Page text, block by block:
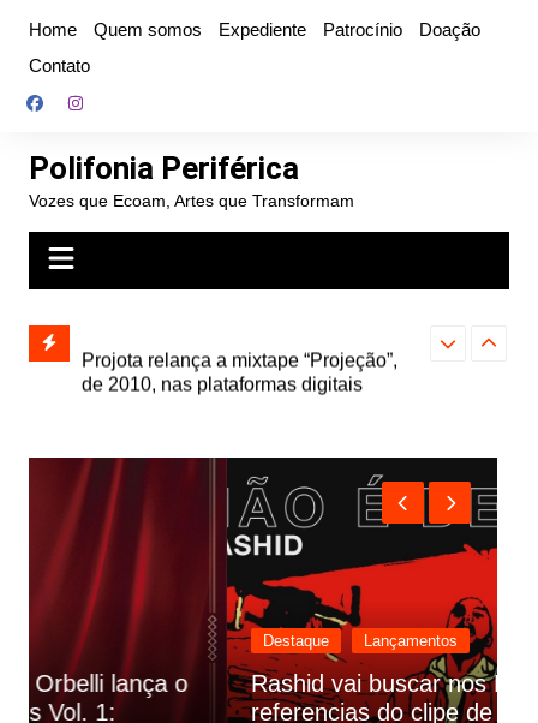
conteúdo
Home Quem somos Expediente Patrocínio
Doação
Contato
Polifonia Periférica
Vozes que Ecoam, Artes que Transformam
e abre
autoral,
de 2010, nas plataformas digitais
Farofa
Destaque Lançamentos
Rashid vai buscar nos HQs as
referencias do clipe de sua nova